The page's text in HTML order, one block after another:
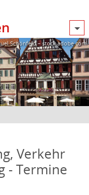
Schönfeld – stock.adobe.com
Verkehr
- Termine